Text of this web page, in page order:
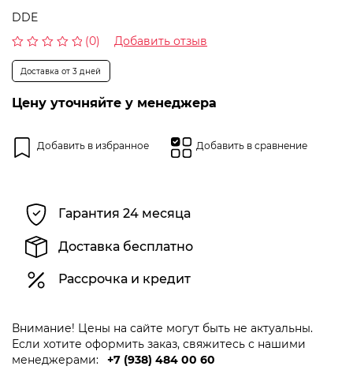
DDE
из
(0) Добавить отзыв
Доставка от 3 дней
Цену уточняйте у менеджера
Добавить в избранное Добавить в сравнение
Гарантия 24 месяца
Доставка бесплатно
Рассрочка и кредит
Внимание! Цены на сайте могут быть не актуальны.
Если хотите оформить заказ, свяжитесь с нашими
менеджерами:
+7 (938) 484 00 60